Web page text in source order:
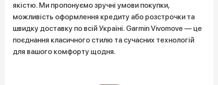
якістю. Ми пропонуємо зручні умови покупки,
можливість оформлення кредиту або розстрочки та
швидку доставку по всій Україні. Garmin Vivomove — це
поєднання класичного стилю та сучасних технологій
для вашого комфорту щодня.